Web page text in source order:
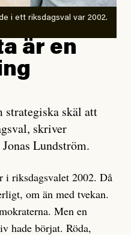
är infiltratörer, och då
bara går för att skydda
bara misstankar,
just för att inte skapa
påstår, ”vad som
den bidrar bara till
finns inte ett enda bevis
Det som läsaren
sina politiska åsikter
tidigare innehåll på sina
inte förstår sig
i ett riksdagsval var 2002.
är en
strategiska skäl att
skriver
Lundström.
i riksdagsvalet 2002. Då
om än med tvekan.
Men en
hade börjat. Röda,